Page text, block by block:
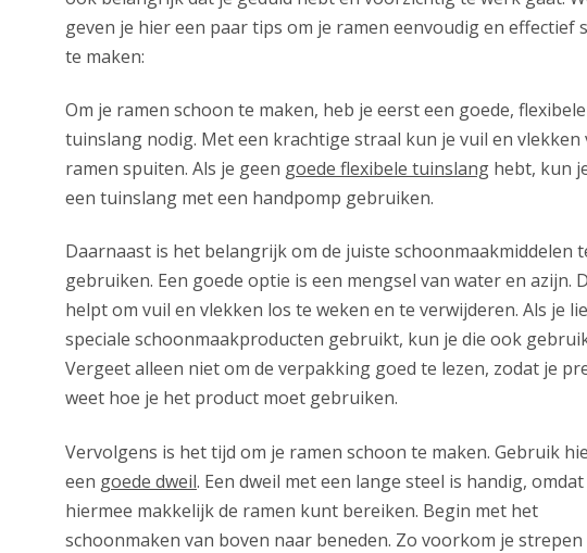
geven je hier een paar tips om je ramen eenvoudig en effectief
te maken:
Om je ramen schoon te maken, heb je eerst een goede, flexibele
tuinslang nodig. Met een krachtige straal kun je vuil en vlekken
ramen spuiten. Als je geen goede flexibele tuinslang hebt, kun
een tuinslang met een handpomp gebruiken.
Daarnaast is het belangrijk om de juiste schoonmaakmiddelen
gebruiken. Een goede optie is een mengsel van water en azijn.
helpt om vuil en vlekken los te weken en te verwijderen. Als je
speciale schoonmaakproducten gebruikt, kun je die ook
Vergeet alleen niet om de verpakking goed te lezen, zodat je
weet hoe je het product moet gebruiken.
Vervolgens is het tijd om je ramen schoon te maken. Gebruik
een goede dweil. Een dweil met een lange steel is handig, omdat
hiermee makkelijk de ramen kunt bereiken. Begin met het
schoonmaken van boven naar beneden. Zo voorkom je strepen